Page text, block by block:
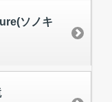
ソノキ